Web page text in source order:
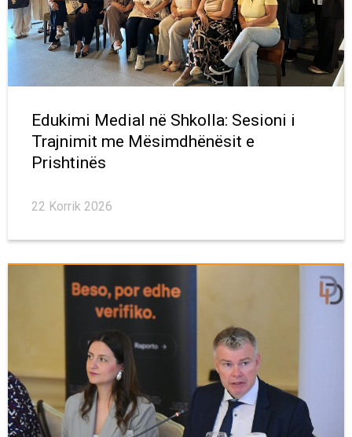
Edukimi Medial në Shkolla: Sesioni i
Trajnimit me Mësimdhënësit e
Prishtinës
22 Korrik 2026